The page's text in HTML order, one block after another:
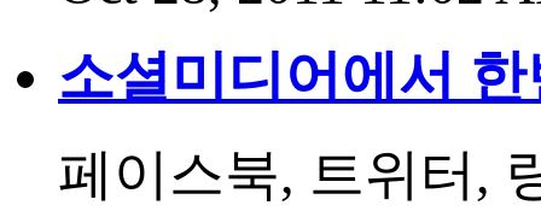
소셜미디어에서
페이스북, 트위터,